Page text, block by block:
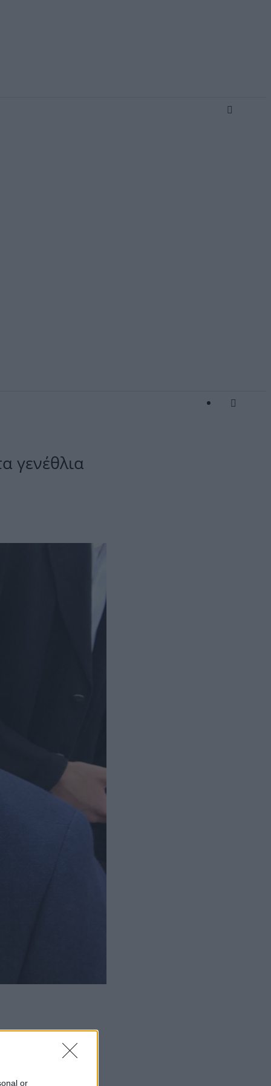
or
γενέθλια